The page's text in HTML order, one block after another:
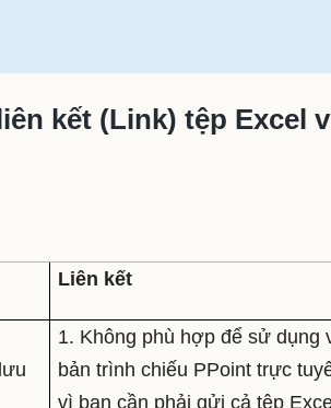
kết (Link) tệp Excel
Liên kết
1. Không phù hợp để sử dụng
bản trình chiếu PPoint trực
vì bạn cần phải gửi cả tệp